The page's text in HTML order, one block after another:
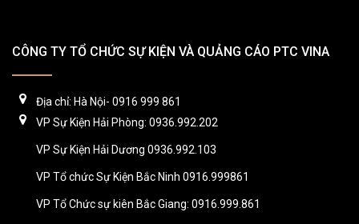
CÔNG TY TỔ CHỨC SỰ KIỆN VÀ QUẢNG CÁO PTC VINA
Địa chỉ: Hà Nội- 0916 999 861
VP Sự Kiện Hải Phòng: 0936.992.202
VP Sự Kiện Hải Dương 0936.992.103
VP Tổ chức Sự Kiện Bắc Ninh 0916.999861
VP Tổ Chức sự kiên Bắc Giang: 0916.999.861